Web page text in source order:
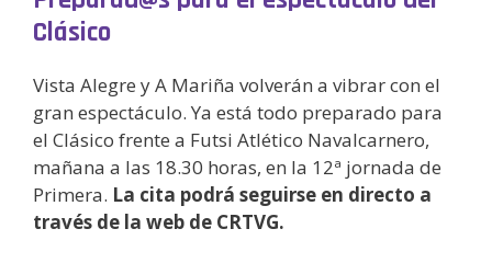
Clásico
Vista Alegre y A Mariña volverán a vibrar con el
gran espectáculo. Ya está todo preparado para
el Clásico frente a Futsi Atlético Navalcarnero,
mañana a las 18.30 horas, en la 12ª jornada de
Primera. La cita podrá seguirse en directo a
través de la web de CRTVG.